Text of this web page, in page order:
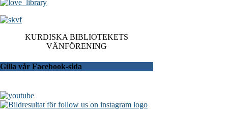
KURDISKA BIBLIOTEKETS
VÄNFÖRENING
Gilla vår Facebook-sida